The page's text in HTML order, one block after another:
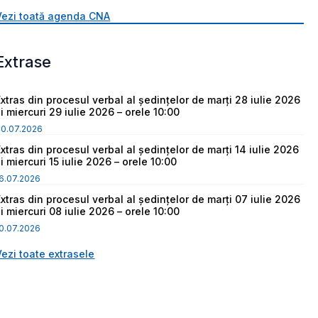
toată agenda CNA
din procesul verbal al ședințelor de marți 28 iulie 2026
miercuri 29 iulie 2026 – orele 10:00
din procesul verbal al ședințelor de marți 14 iulie 2026
miercuri 15 iulie 2026 – orele 10:00
din procesul verbal al ședințelor de marți 07 iulie 2026
miercuri 08 iulie 2026 – orele 10:00
toate extrasele